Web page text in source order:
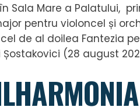
Sala Mare a Palatului,
pentru violoncel și
de al doilea Fantezia
(28 august